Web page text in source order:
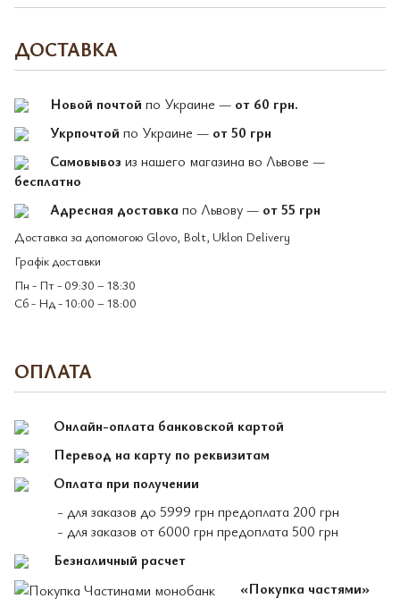
ДОСТАВКА
Новой почтой по Украине — от 60 грн.
Укрпочтой по Украине — от 50 грн
Самовывоз из нашего магазина во Львове —
бесплатно
Адресная доставка по Львову — от 55 грн
Доставка за допомогою Glovo, Bolt, Uklon Delivery
Графік доставки
Пн - Пт - 09:30 – 18:30
Сб - Нд - 10:00 – 18:00
ОПЛАТА
Онлайн-оплата банковской картой
Перевод на карту по реквизитам
Оплата при получении
- для заказов до 5999 грн предоплата 200 грн
- для заказов от 6000 грн предоплата 500 грн
Безналичный расчет
«Покупка частями»